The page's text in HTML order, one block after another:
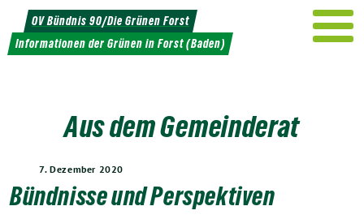
Weiter
zum
Inhalt
OV Bündnis 90/Die Grünen Forst
Informationen der Grünen in Forst (Baden)
Aus dem Gemeinderat
7. Dezember 2020
Bündnisse und Perspektiven